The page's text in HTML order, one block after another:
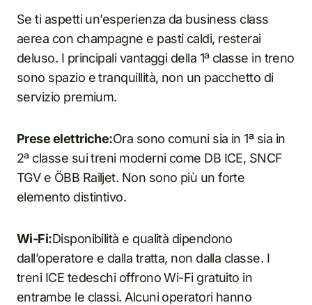
Se ti aspetti un’esperienza da business class
aerea con champagne e pasti caldi, resterai
deluso. I principali vantaggi della 1ª classe in treno
sono spazio e tranquillità, non un pacchetto di
servizio premium.
Prese elettriche:Ora sono comuni sia in 1ª sia in
2ª classe sui treni moderni come DB ICE, SNCF
TGV e ÖBB Railjet. Non sono più un forte
elemento distintivo.
Wi-Fi:Disponibilità e qualità dipendono
dall’operatore e dalla tratta, non dalla classe. I
treni ICE tedeschi offrono Wi-Fi gratuito in
entrambe le classi. Alcuni operatori hanno